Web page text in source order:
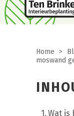
Home >
moswand
Wat is